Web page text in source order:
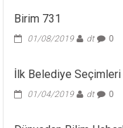
Birim 731
01/08/2019 dt 0
İlk Belediye Seçimleri
01/04/2019 dt 0